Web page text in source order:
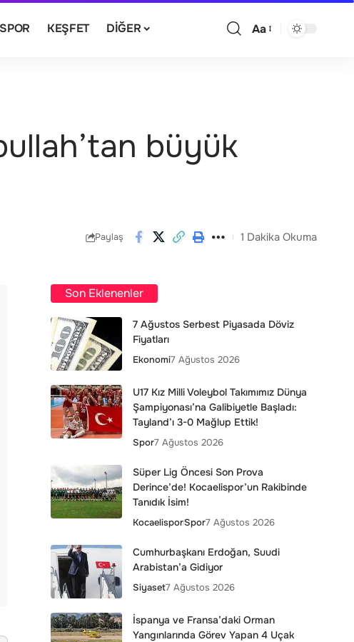
SPOR KEŞFET DIĞER Aa
büyük
Paylaş 1 Dakika Okuma
Son Eklenenler
7 Ağustos Serbest Piyasada Döviz
Fiyatları
Ekonomi7 Ağustos 2026
U17 Kız Milli Voleybol Takımımız Dünya
Şampiyonası’na Galibiyetle Başladı:
Tayland’ı 3-0 Mağlup Ettik!
Spor7 Ağustos 2026
Süper Lig Öncesi Son Prova
Derince’de! Kocaelispor’un Rakibinde
Tanıdık İsim!
KocaelisporSpor7 Ağustos 2026
Cumhurbaşkanı Erdoğan, Suudi
Arabistan’a Gidiyor
Siyaset7 Ağustos 2026
İspanya ve Fransa’daki Orman
Yangınlarında Görev Yapan 4 Uçak